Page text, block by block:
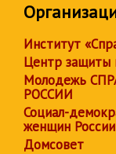
Институт
Центр защиты
Молодежь
РОССИИ
Социал-
женщин России
Домсовет